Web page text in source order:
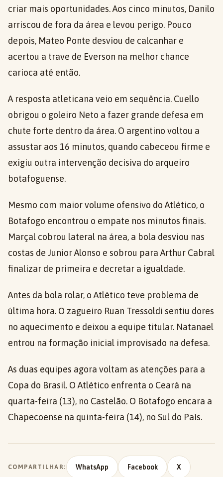
criar mais oportunidades. Aos cinco minutos, Danilo
arriscou de fora da área e levou perigo. Pouco
depois, Mateo Ponte desviou de calcanhar e
acertou a trave de Everson na melhor chance
carioca até então.
A resposta atleticana veio em sequência. Cuello
obrigou o goleiro Neto a fazer grande defesa em
chute forte dentro da área. O argentino voltou a
assustar aos 16 minutos, quando cabeceou firme e
exigiu outra intervenção decisiva do arqueiro
botafoguense.
Mesmo com maior volume ofensivo do Atlético, o
Botafogo encontrou o empate nos minutos finais.
Marçal cobrou lateral na área, a bola desviou nas
costas de Junior Alonso e sobrou para Arthur Cabral
finalizar de primeira e decretar a igualdade.
Antes da bola rolar, o Atlético teve problema de
última hora. O zagueiro Ruan Tressoldi sentiu dores
no aquecimento e deixou a equipe titular. Natanael
entrou na formação inicial improvisado na defesa.
As duas equipes agora voltam as atenções para a
Copa do Brasil. O Atlético enfrenta o Ceará na
quarta-feira (13), no Castelão. O Botafogo encara a
Chapecoense na quinta-feira (14), no Sul do País.
COMPARTILHAR: WhatsApp Facebook X